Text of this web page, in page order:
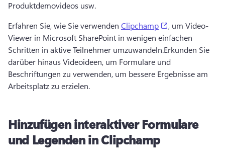
Produktdemovideos usw.
Erfahren Sie, wie Sie verwenden Clipchamp (opens in a
, um Video-
Viewer in Microsoft SharePoint in wenigen einfachen
Schritten in aktive Teilnehmer umzuwandeln.Erkunden Sie
darüber hinaus Videoideen, um Formulare und
Beschriftungen zu verwenden, um bessere Ergebnisse am
Arbeitsplatz zu erzielen.
Hinzufügen interaktiver Formulare
und Legenden in Clipchamp